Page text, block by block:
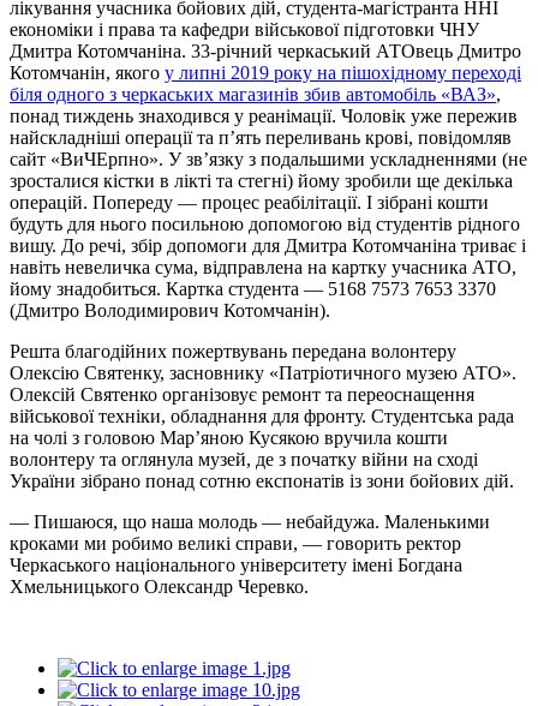
лікування учасника бойових дій, студента-магістранта ННІ
економіки і права та кафедри військової підготовки ЧНУ
Дмитра Котомчаніна. 33-річний черкаський АТОвець Дмитро
Котомчанін, якого у липні 2019 року на пішохідному переході
біля одного з черкаських магазинів збив автомобіль «ВАЗ»,
понад тиждень знаходився у реанімації. Чоловік уже пережив
найскладніші операції та п’ять переливань крові, повідомляв
сайт «ВиЧЕрпно». У зв’язку з подальшими ускладненнями (не
зросталися кістки в лікті та стегні) йому зробили ще декілька
операцій. Попереду — процес реабілітації. І зібрані кошти
будуть для нього посильною допомогою від студентів рідного
вишу. До речі, збір допомоги для Дмитра Котомчаніна триває і
навіть невеличка сума, відправлена на картку учасника АТО,
йому знадобиться. Картка студента — 5168 7573 7653 3370
(Дмитро Володимирович Котомчанін).
Решта благодійних пожертвувань передана волонтеру
Олексію Святенку, засновнику «Патріотичного музею АТО».
Олексій Святенко організовує ремонт та переоснащення
військової техніки, обладнання для фронту. Студентська рада
на чолі з головою Мар’яною Кусякою вручила кошти
волонтеру та оглянула музей, де з початку війни на сході
України зібрано понад сотню експонатів із зони бойових дій.
— Пишаюся, що наша молодь — небайдужа. Маленькими
кроками ми робимо великі справи, — говорить ректор
Черкаського національного університету імені Богдана
Хмельницького Олександр Черевко.